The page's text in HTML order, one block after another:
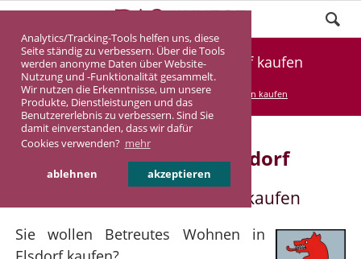
Analytics/Tracking-Tools helfen uns, diese
Seite ständig zu verbessern. Über die Tools
werden anonyme Daten über Website-
Nutzung und -Funktionalität gesammelt.
Wir nutzen die Erkenntnisse, um unsere
Produkte, Dienstleistungen und das
Benutzererlebnis zu verbessern. Sind Sie
damit einverstanden, dass wir dafür
Cookies verwenden? mehr
ablehnen akzeptieren
Betreutes Wohnen in Elsdorf kaufen
DASINVEST Service Betreutes Wohnen kaufen
Betreutes Wohnen in Elsdorf
Betreutes Wohnen in Elsdorf kaufen
Sie wollen Betreutes Wohnen in